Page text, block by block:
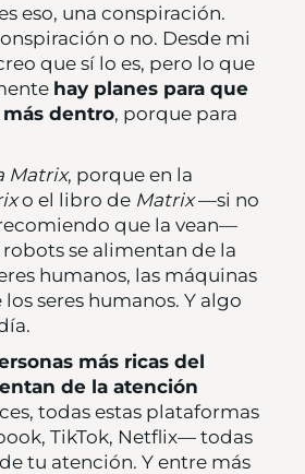
eso, una conspiración.
o no. Desde mi
que sí lo es, pero lo que
hay planes para que
dentro, porque para
Matrix, porque en la
o el libro de Matrix—si no
que la vean—
se alimentan de la
humanos, las máquinas
seres humanos. Y algo
más ricas del
de la atención
todas estas plataformas
TikTok, Netflix— todas
tu atención. Y entre más